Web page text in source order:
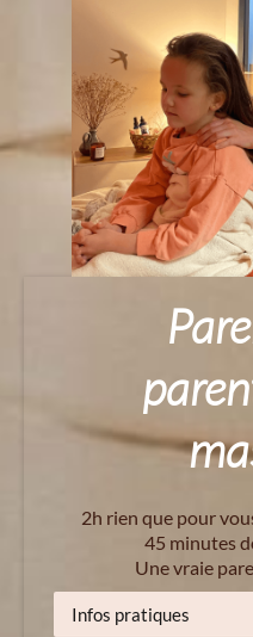
2h rien que pour
45 minutes
Une vraie
Infos pratiques